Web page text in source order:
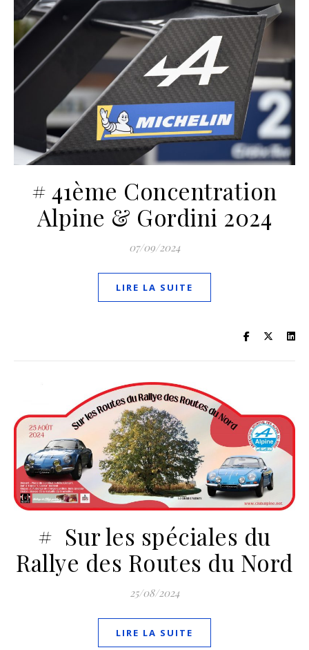
# 41ème Concentration
Alpine & Gordini 2024
07/09/2024
LIRE LA SUITE
# Sur les spéciales du
Rallye des Routes du Nord
25/08/2024
LIRE LA SUITE